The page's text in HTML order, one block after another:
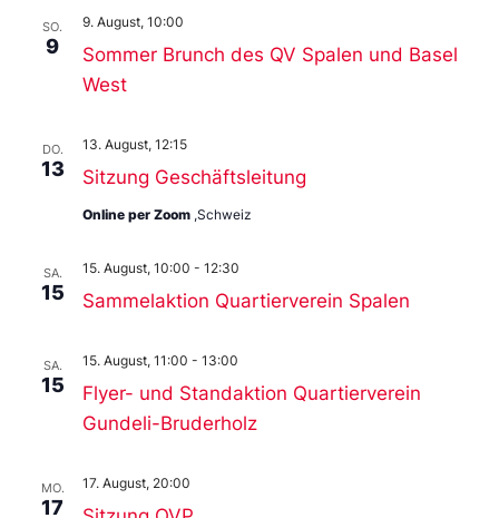
aus.
SO.
9
Sommer Brunch des QV Spalen und Basel
West
9. August, 10:00
DO.
13 Sitzung Geschäftsleitung
13. August, 12:15
Online per Zoom ,Schweiz
SA.
15 Sammelaktion Quartierverein Spalen
15. August, 10:00 - 12:30
SA.
15
Flyer- und Standaktion Quartierverein
Gundeli-Bruderholz
15. August, 11:00 - 13:00
MO.
17
17. August, 20:00